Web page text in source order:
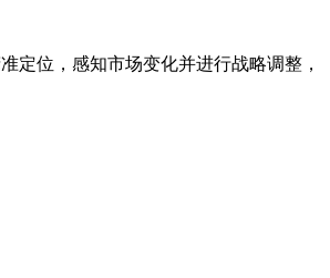
定位，感知市场变化并进行战略调整，